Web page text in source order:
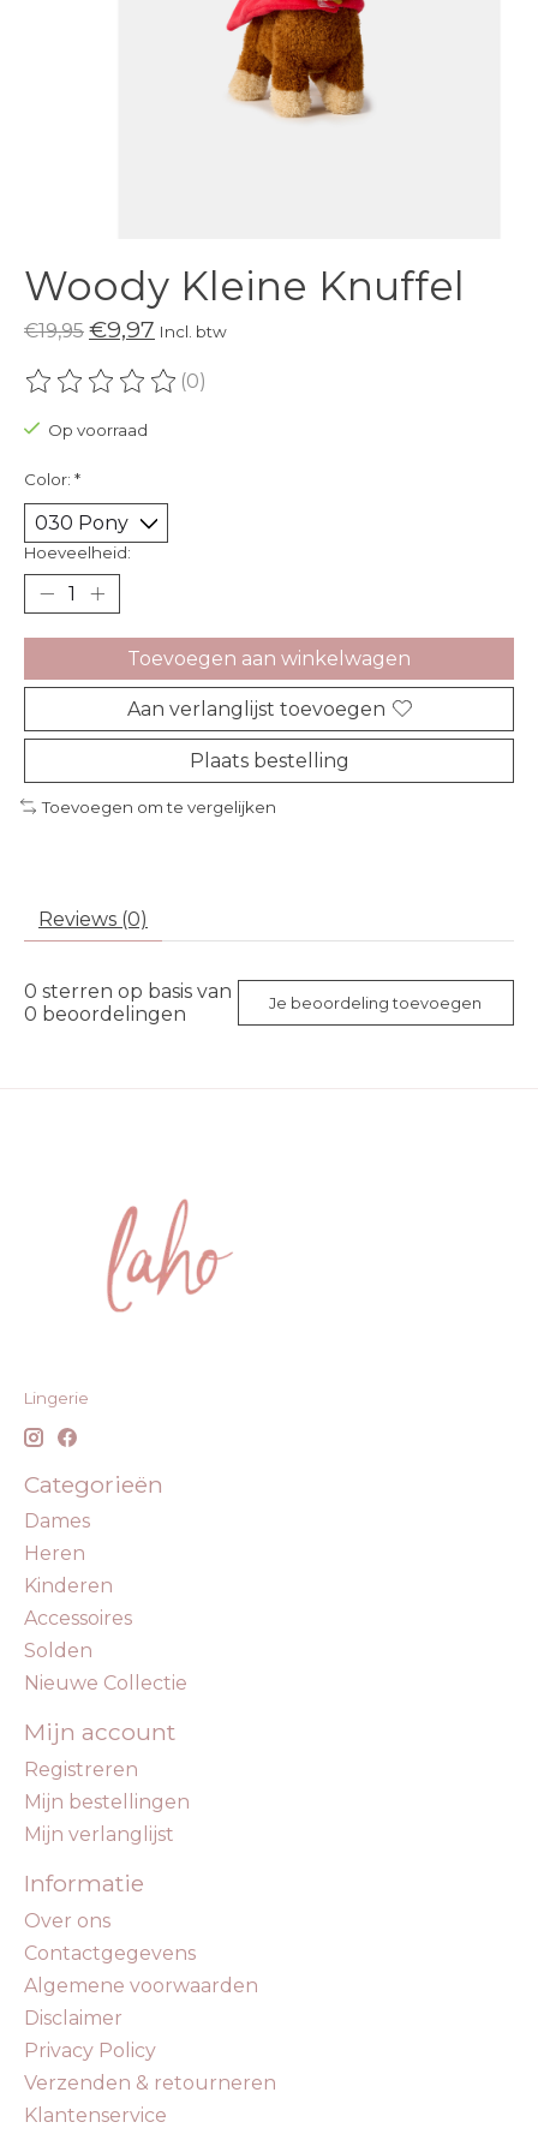
Woody Kleine Knuffel
€19,95 €9,97 Incl. btw
De beoordeling van dit product is
(0)
Op voorraad
Color: *
Hoeveelheid:
Toevoegen aan winkelwagen
Aan verlanglijst toevoegen
Plaats bestelling
Toevoegen om te vergelijken
Reviews (0)
0 sterren op basis van
0 beoordelingen Je beoordeling toevoegen
Lingerie
Categorieën
Dames
Heren
Kinderen
Accessoires
Solden
Nieuwe Collectie
Mijn account
Registreren
Mijn bestellingen
Mijn verlanglijst
Informatie
Over ons
Contactgegevens
Algemene voorwaarden
Disclaimer
Privacy Policy
Verzenden & retourneren
Klantenservice